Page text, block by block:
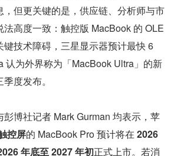
但更关键的是，供应链、分析师与市
高度一致：触控版 MacBook 的 OLE
键技术障碍，三星显示器预计最快 6
认为外界称为「MacBook Ultra」的新
度发布。
博社记者 Mark Gurman 均表示，苹
控屏的 MacBook Pro 预计将在 2026
年底至 2027 年初正式上市。若消